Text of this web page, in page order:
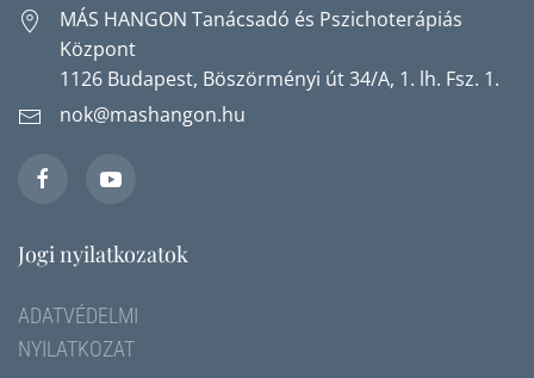
MÁS HANGON Tanácsadó és Pszichoterápiás
Központ
1126 Budapest, Böszörményi út 34/A, 1. lh. Fsz. 1.
nok@mashangon.hu
Jogi nyilatkozatok
ADATVÉDELMI
NYILATKOZAT